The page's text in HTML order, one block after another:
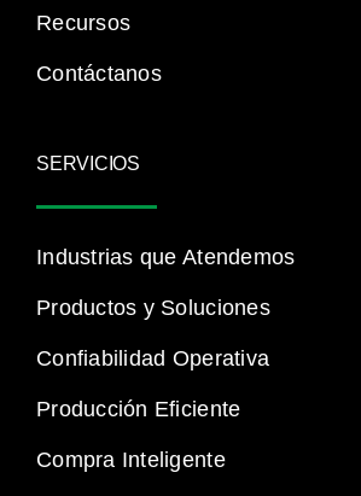
Recursos
Contáctanos
SERVICIOS
Industrias que Atendemos
Productos y Soluciones
Confiabilidad Operativa
Producción Eficiente
Compra Inteligente